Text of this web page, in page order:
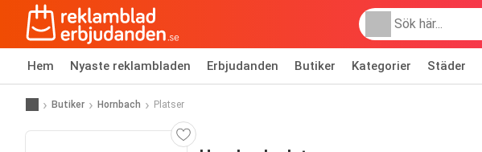
Hem Nyaste reklambladen Erbjudanden Butiker Kategorier Städer
Butiker Hornbach Platser